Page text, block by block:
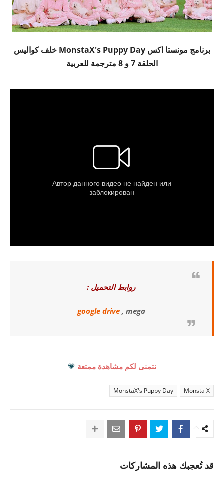
برنامج مونستا اكس MonstaX's Puppy Day خلف كواليس
الحلقة 7 و 8 مترجمة للعربية
روابط التحميل :
google drive, mega
نتمنى لكم مشاهدة ممتعة 💗
Monsta X
MonstaX's Puppy Day
قد تُعجبك هذه المشاركات